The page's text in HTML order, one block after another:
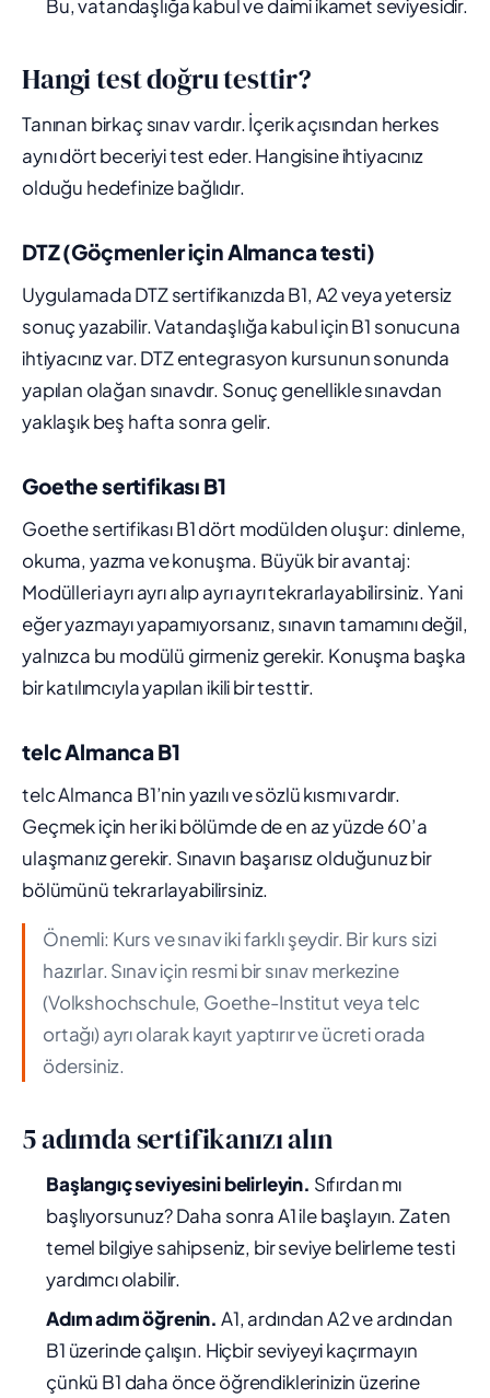
Bu, vatandaşlığa kabul ve daimi ikamet seviyesidir.
Hangi test doğru testtir?
Tanınan birkaç sınav vardır. İçerik açısından herkes
aynı dört beceriyi test eder. Hangisine ihtiyacınız
olduğu hedefinize bağlıdır.
DTZ (Göçmenler için Almanca testi)
Uygulamada DTZ sertifikanızda B1, A2 veya yetersiz
sonuç yazabilir. Vatandaşlığa kabul için B1 sonucuna
ihtiyacınız var. DTZ entegrasyon kursunun sonunda
yapılan olağan sınavdır. Sonuç genellikle sınavdan
yaklaşık beş hafta sonra gelir.
Goethe sertifikası B1
Goethe sertifikası B1 dört modülden oluşur: dinleme,
okuma, yazma ve konuşma. Büyük bir avantaj:
Modülleri ayrı ayrı alıp ayrı ayrı tekrarlayabilirsiniz. Yani
eğer yazmayı yapamıyorsanız, sınavın tamamını değil,
yalnızca bu modülü girmeniz gerekir. Konuşma başka
bir katılımcıyla yapılan ikili bir testtir.
telc Almanca B1
telc Almanca B1’nin yazılı ve sözlü kısmı vardır.
Geçmek için her iki bölümde de en az yüzde 60’a
ulaşmanız gerekir. Sınavın başarısız olduğunuz bir
bölümünü tekrarlayabilirsiniz.
Önemli: Kurs ve sınav iki farklı şeydir. Bir kurs sizi
hazırlar. Sınav için resmi bir sınav merkezine
(Volkshochschule, Goethe-Institut veya telc
ortağı) ayrı olarak kayıt yaptırır ve ücreti orada
ödersiniz.
5 adımda sertifikanızı alın
Başlangıç ​​seviyesini belirleyin. Sıfırdan mı
başlıyorsunuz? Daha sonra A1 ile başlayın. Zaten
temel bilgiye sahipseniz, bir seviye belirleme testi
yardımcı olabilir.
Adım adım öğrenin. A1, ardından A2 ve ardından
B1 üzerinde çalışın. Hiçbir seviyeyi kaçırmayın
çünkü B1 daha önce öğrendiklerinizin üzerine